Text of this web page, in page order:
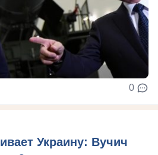
0
Украину: Вучич